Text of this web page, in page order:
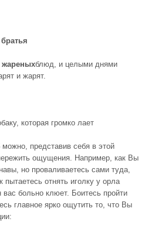
братья
жареныхблюд, и целыми днями
и жарят.
которая громко лает
представив себя в этой
ощущения. Например, как Вы
но проваливаетесь сами туда,
пытаетесь отнять иголку у орла
больно клюет. Боитесь пройти
главное ярко ощутить то, что Вы